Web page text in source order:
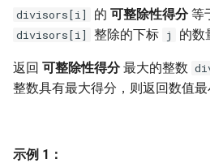
9. 用两个栈实现队列
10.2. 青蛙跳台阶问题
6. 排序数组中两个数字之和
7. 数组中和为 0 的三个数
1.6. 字符串压缩
1.8. 零矩阵
divisors[i] 的 可整除性得分等
divisors[i] 整除的下标 j 的数
返回 可整除性得分最大的整数
整数具有最大得分，则返回数值最
示例 1：